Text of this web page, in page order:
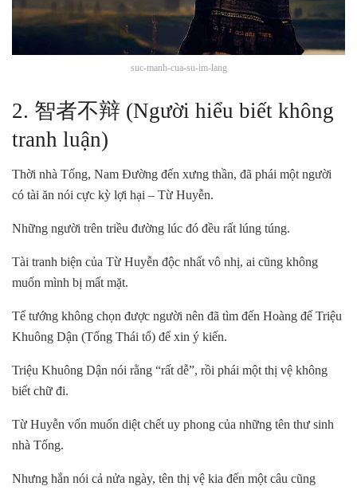
suc-manh-cua-su-im-lang
2. 智者不辩 (Người hiểu biết không
tranh luận)
Thời nhà Tống, Nam Đường đến xưng thần, đã phái một người
có tài ăn nói cực kỳ lợi hại – Từ Huyễn.
Những người trên triều đường lúc đó đều rất lúng túng.
Tài tranh biện của Từ Huyễn độc nhất vô nhị, ai cũng không
muốn mình bị mất mặt.
Tể tướng không chọn được người nên đã tìm đến Hoàng đế Triệu
Khuông Dận (Tống Thái tổ) để xin ý kiến.
Triệu Khuông Dận nói rằng “rất dễ”, rồi phái một thị vệ không
biết chữ đi.
Từ Huyễn vốn muốn diệt chết uy phong của những tên thư sinh
nhà Tống.
Nhưng hắn nói cả nửa ngày, tên thị vệ kia đến một câu cũng